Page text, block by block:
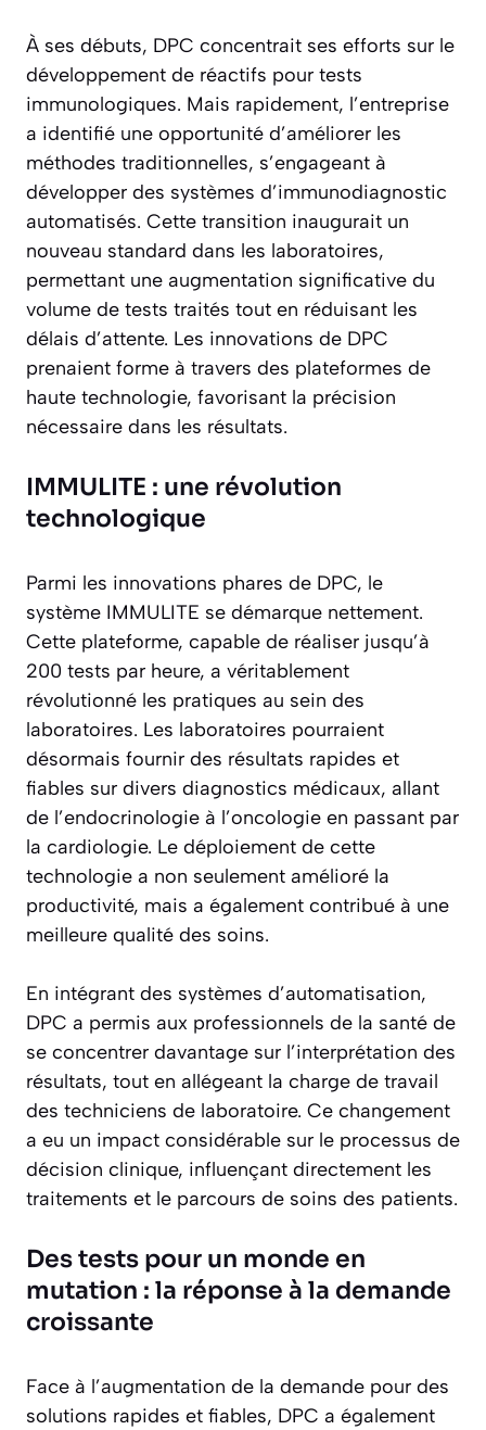
À ses débuts, DPC concentrait ses efforts sur le
développement de réactifs pour tests
immunologiques. Mais rapidement, l’entreprise
a identifié une opportunité d’améliorer les
méthodes traditionnelles, s’engageant à
développer des systèmes d’immunodiagnostic
automatisés. Cette transition inaugurait un
nouveau standard dans les laboratoires,
permettant une augmentation significative du
volume de tests traités tout en réduisant les
délais d’attente. Les innovations de DPC
prenaient forme à travers des plateformes de
haute technologie, favorisant la précision
nécessaire dans les résultats.
IMMULITE : une révolution
technologique
Parmi les innovations phares de DPC, le
système IMMULITE se démarque nettement.
Cette plateforme, capable de réaliser jusqu’à
200 tests par heure, a véritablement
révolutionné les pratiques au sein des
laboratoires. Les laboratoires pourraient
désormais fournir des résultats rapides et
fiables sur divers diagnostics médicaux, allant
de l’endocrinologie à l’oncologie en passant par
la cardiologie. Le déploiement de cette
technologie a non seulement amélioré la
productivité, mais a également contribué à une
meilleure qualité des soins.
En intégrant des systèmes d’automatisation,
DPC a permis aux professionnels de la santé de
se concentrer davantage sur l’interprétation des
résultats, tout en allégeant la charge de travail
des techniciens de laboratoire. Ce changement
a eu un impact considérable sur le processus de
décision clinique, influençant directement les
traitements et le parcours de soins des patients.
Des tests pour un monde en
mutation : la réponse à la demande
croissante
Face à l’augmentation de la demande pour des
solutions rapides et fiables, DPC a également